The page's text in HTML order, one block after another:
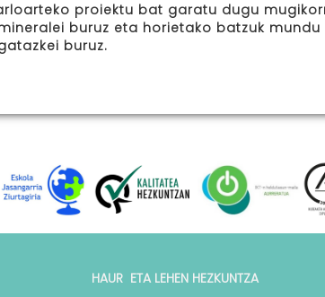
proiektu bat garatu dugu
buruz eta horietako batzuk mundu
buruz.
HAUR ETA LEHEN HEZKUNTZA